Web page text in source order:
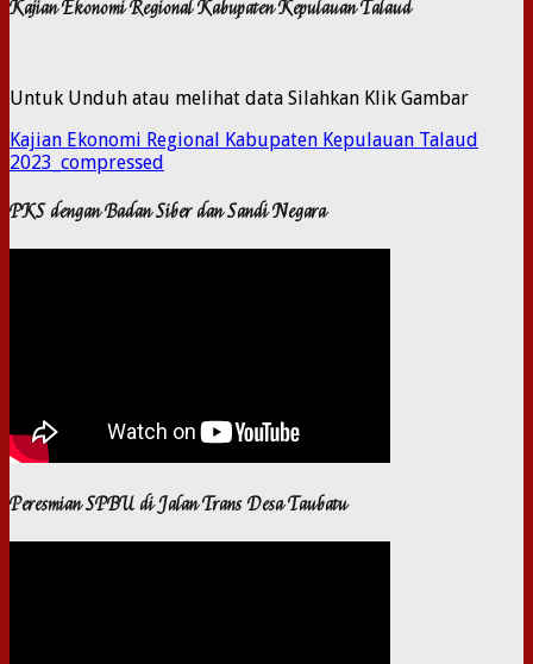
Kajian Ekonomi Regional Kabupaten Kepulauan Talaud
Untuk Unduh atau melihat data Silahkan Klik Gambar
Kajian Ekonomi Regional Kabupaten Kepulauan Talaud
2023_compressed
PKS dengan Badan Siber dan Sandi Negara
Peresmian SPBU di Jalan Trans Desa Taubatu